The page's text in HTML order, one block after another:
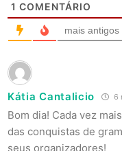
1 COMENTÁRIO
mais antigos
Kátia Cantalicio 6
Bom dia! Cada vez
das conquistas de
seus organizadores!